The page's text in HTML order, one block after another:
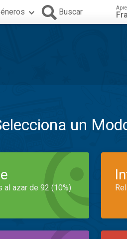
Buscar
un
al azar de 92 (10%)